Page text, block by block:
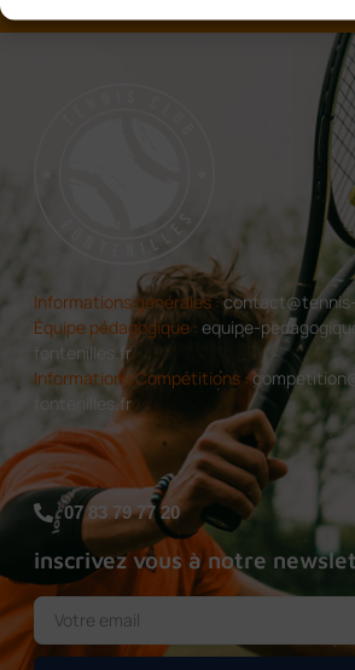
Informations générales :
Équipe pédagogique : equipe-
fontenilles.fr
Informations Compétitions :
fontenilles.fr
07 83 79 77 20
inscrivez vous à notre